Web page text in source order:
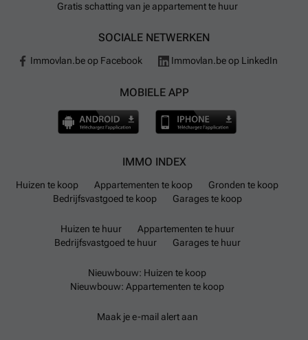
Gratis schatting van je appartement te huur
SOCIALE NETWERKEN
Immovlan.be op Facebook Immovlan.be op LinkedIn
MOBIELE APP
IMMO INDEX
Huizen te koop Appartementen te koop
Gronden te koop
Bedrijfsvastgoed te koop
Garages te koop
Huizen te huur
Appartementen te huur
Bedrijfsvastgoed te huur
Garages te huur
Nieuwbouw: Huizen te koop
Nieuwbouw: Appartementen te koop
Maak je e-mail alert aan